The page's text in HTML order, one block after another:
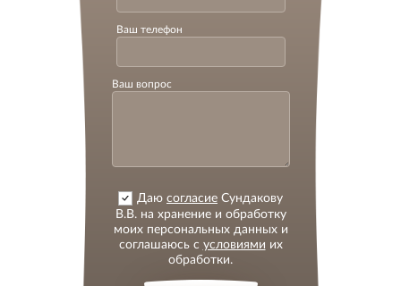
Ваш телефон
Ваш вопрос
Даю согласие Сундакову
В.В. на хранение и обработку
моих персональных данных и
соглашаюсь с условиями их
обработки.